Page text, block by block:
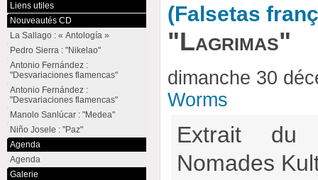
(Falsetas
"Lagrimas"
dimanche 30
Worms
Extrait
Nomades
Liens utiles
Nouveautés CD
La Sallago : « Antología »
Pedro Sierra : "Nikelao"
Antonio Fernández :
"Desvariaciones flamencas"
Antonio Fernández :
"Desvariaciones flamencas"
Manolo Sanlúcar : "Medea"
Niño Josele : "Paz"
Agenda
Agenda
Galerie